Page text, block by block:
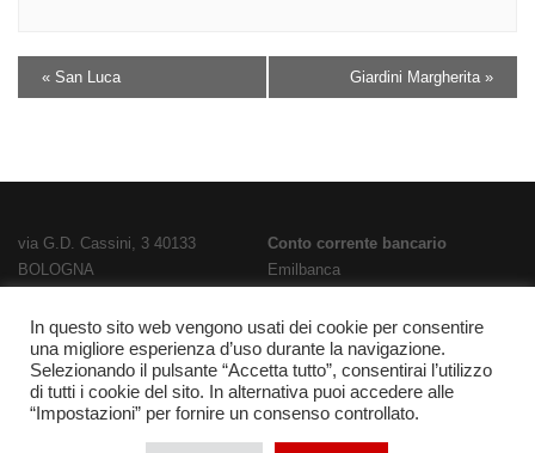
« San Luca Giardini Margherita »
via G.D. Cassini, 3 40133
BOLOGNA
E-Mail:bois02300g@istruzione.it
PEC: bois02300g@pec.istruzione.it
Codice meccanografico
BOIS02300G
Codice fiscale 91337340375
Conto corrente bancario
Emilbanca
IT28T0707236670000000186800
Codice FatturazioneUFPL93
Codice IPAistsc_bois02300g
In questo sito web vengono usati dei cookie per consentire
una migliore esperienza d’uso durante la navigazione.
Selezionando il pulsante “Accetta tutto”, consentirai l’utilizzo
di tutti i cookie del sito. In alternativa puoi accedere alle
“Impostazioni” per fornire un consenso controllato.